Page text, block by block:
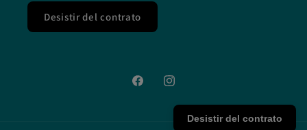
Desistir del contrato
FacebookInstagram
Desistir del contrato